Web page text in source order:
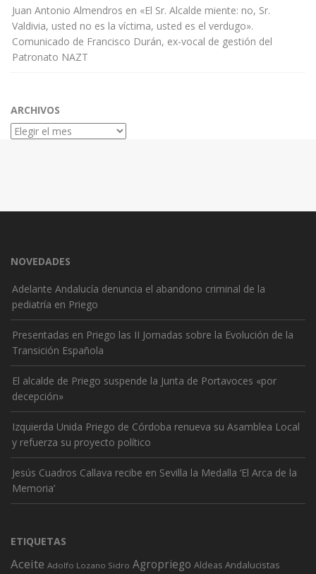
Juan Antonio Almendros en «El Sr. Alcalde miente: no, Sr.
Valdivia, usted no es la víctima, usted es el verdugo».
Comunicado de Francisco Durán, ex-vocal de gestión del
Patronato NAZT
ARCHIVOS
Archivos
NOVEDADES
Adelante Andalucía denuncia el abandono criminal de la
pediatría en Priego
Presentadas en Priego las II Jornadas sobre la Evolución de la
Transición Española
El alcalde de Priego suspende la Junta de Portavoces «por
decepción»
Izquierda Unida Priego de Córdoba renueva su Asamblea Local
y refuerza su proyecto político
Jesús Cuadros Callava recibe en Sevilla la Medalla ‘El Arca de la
Memoria’
ETIQUETAS
Aceite Adolfo Lozano Sidro Agropriego Aldeas Andalucistas